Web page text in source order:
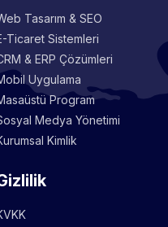
Tasarım & SEO
Ticaret Sistemleri
& ERP Çözümleri
Uygulama
Program
Medya Yönetimi
Kimlik